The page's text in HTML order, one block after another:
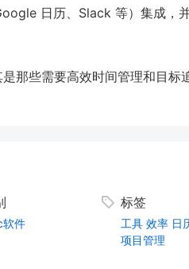
日历、Slack 等）集成，
那些需要高效时间管理和目标
软件
标签
工具 效率 日
项目管理